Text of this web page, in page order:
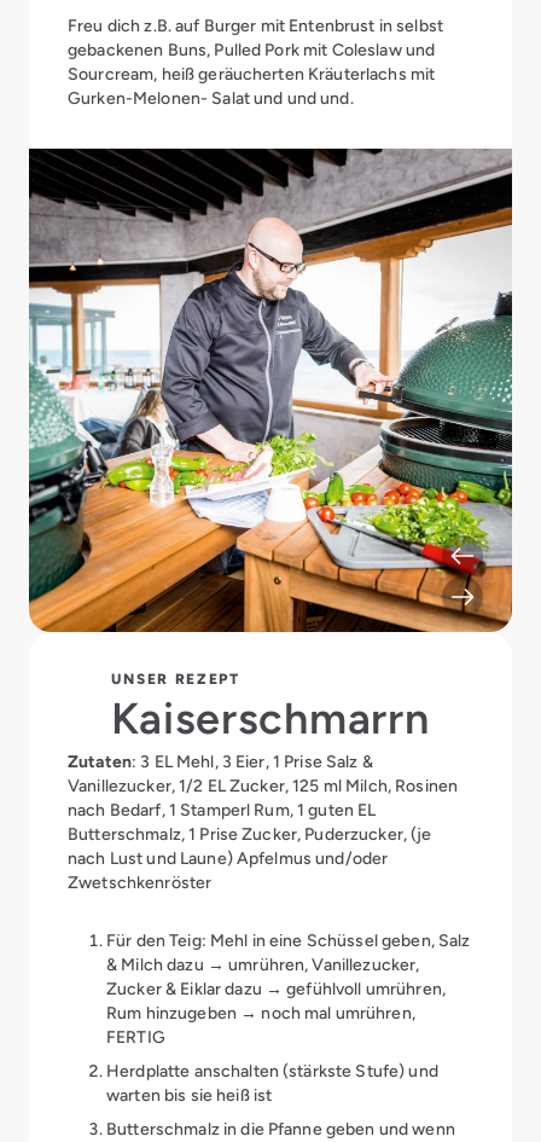
Freu dich z.B. auf Burger mit Entenbrust in selbst
gebackenen Buns, Pulled Pork mit Coleslaw und
Sourcream, heiß geräucherten Kräuterlachs mit
Gurken-Melonen- Salat und und und.
UNSER REZEPT
Kaiserschmarrn
Zutaten: 3 EL Mehl, 3 Eier, 1 Prise Salz &
Vanillezucker, 1/2 EL Zucker, 125 ml Milch, Rosinen
nach Bedarf, 1 Stamperl Rum, 1 guten EL
Butterschmalz, 1 Prise Zucker, Puderzucker, (je
nach Lust und Laune) Apfelmus und/oder
Zwetschkenröster
Für den Teig: Mehl in eine Schüssel geben, Salz
& Milch dazu → umrühren, Vanillezucker,
Zucker & Eiklar dazu → gefühlvoll umrühren,
Rum hinzugeben → noch mal umrühren,
FERTIG
Herdplatte anschalten (stärkste Stufe) und
warten bis sie heiß ist
Butterschmalz in die Pfanne geben und wenn